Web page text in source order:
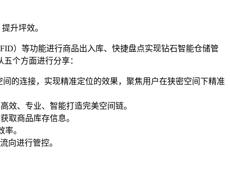
升坪效。
）等功能进行商品出入库、快捷盘点实现钻石智能仓储管
个方面进行分享：
的连接，实现精准定位的效果，聚焦用户在狭密空间下精准
效、专业、智能打造完美空间链。
取商品库存信息。
。
向进行管控。